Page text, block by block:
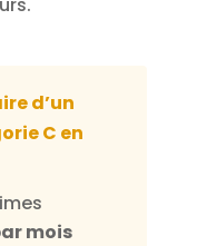
d’un
C en
mois